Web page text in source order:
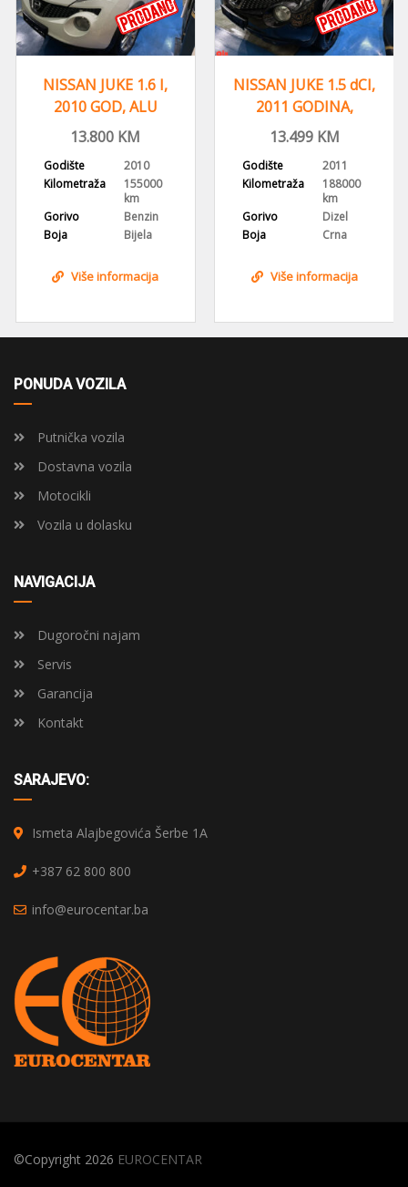
NISSAN JUKE 1.6 I,
2010 GOD, ALU
FELGE , DIGITALNA
13.800 KM
Godište
2010
Kilometraža
155000
km
Gorivo
Benzin
Boja
Bijela
Više informacija
NISSAN JUKE 1.5 dCI,
2011 GODINA,
REGISTROVAN
13.499KM
Godište
2011
Kilometraža
188000
km
Gorivo
Dizel
Boja
Crna
Više informacija
PONUDA VOZILA
Putnička vozila
Dostavna vozila
Motocikli
Vozila u dolasku
NAVIGACIJA
Dugoročni najam
Servis
Garancija
Kontakt
SARAJEVO:
Ismeta Alajbegovića Šerbe 1A
+387 62 800 800
info@eurocentar.ba
©Copyright 2026 EUROCENTAR